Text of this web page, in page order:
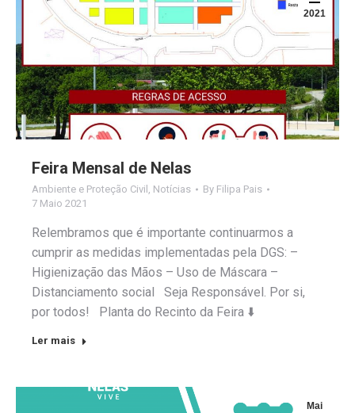
2021
Feira Mensal de Nelas
Ambiente e Proteção Civil , Notícias By Filipa Pais
7 Maio 2021
Relembramos que é importante continuarmos a
cumprir as medidas implementadas pela DGS: –
Higienização das Mãos – Uso de Máscara –
Distanciamento social Seja Responsável. Por si,
por todos! Planta do Recinto da Feira ⬇️
Ler mais
Mai